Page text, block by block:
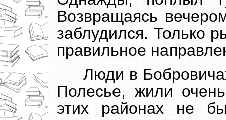
Возвращаясь
заблудился. Только
правильное
Люди в
Полесье, жили
этих районах не